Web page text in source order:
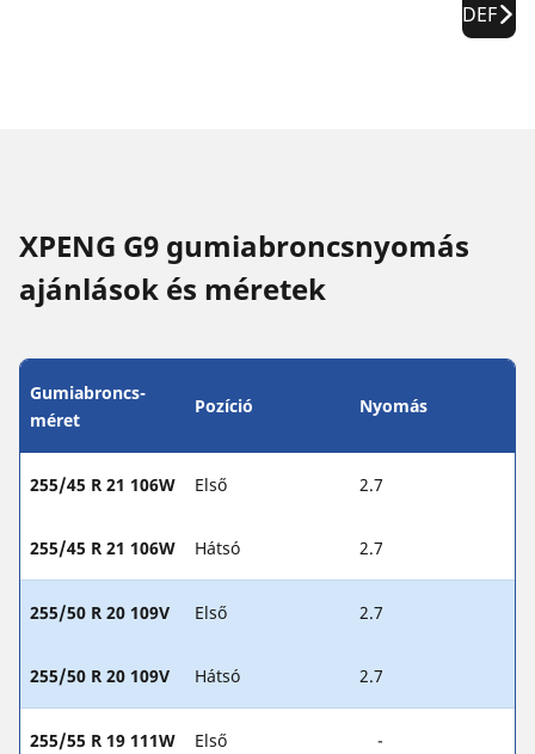
DEF
XPENG G9 gumiabroncsnyomás
ajánlások és méretek
Gumiabroncs-
méret
Pozíció Nyomás
255/45 R 21 106W Első 2.7
255/45 R 21 106W Hátsó 2.7
255/50 R 20 109V Első 2.7
255/50 R 20 109V Hátsó 2.7
255/55 R 19 111W Első -